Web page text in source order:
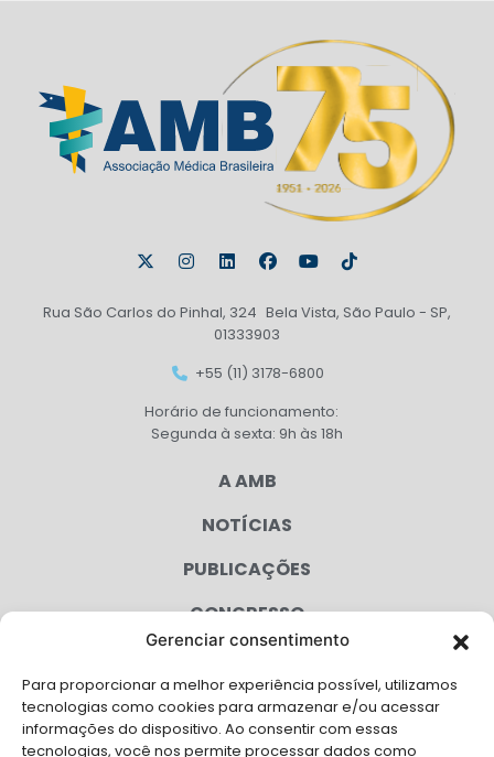
Gerenciar consentimento
Para proporcionar a melhor experiência possível, utilizamos
tecnologias como cookies para armazenar e/ou acessar
informações do dispositivo. Ao consentir com essas
tecnologias, você nos permite processar dados como
Rua São Carlos do Pinhal, 324 Bela Vista, São Paulo - SP,
01333903
+55 (11) 3178-6800
Horário de funcionamento:
Segunda à sexta: 9h às 18h
A AMB
NOTÍCIAS
PUBLICAÇÕES
CONGRESSO
CAMPANHAS
SERVIÇOS